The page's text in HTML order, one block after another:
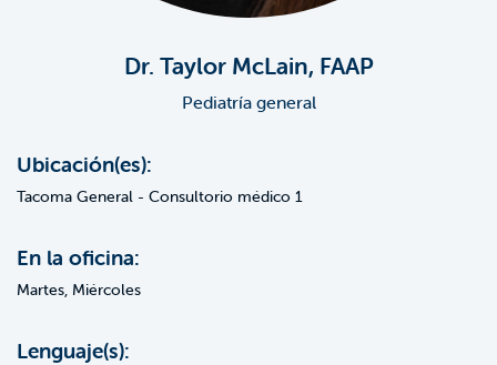
Dr. Taylor McLain, FAAP
Pediatría general
Ubicación(es):
Tacoma General - Consultorio médico 1
En la oficina:
Martes, Miércoles
Lenguaje(s):